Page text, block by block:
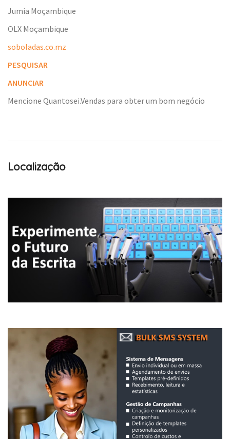
Jumia Moçambique
OLX Moçambique
soboladas.co.mz
PESQUISAR
ANUNCIAR
Mencione Quantosei.Vendas para obter um bom negócio
Localização